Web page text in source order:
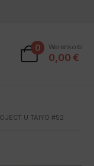
0 Warenkorb
0,00 €
U TAIYO #52